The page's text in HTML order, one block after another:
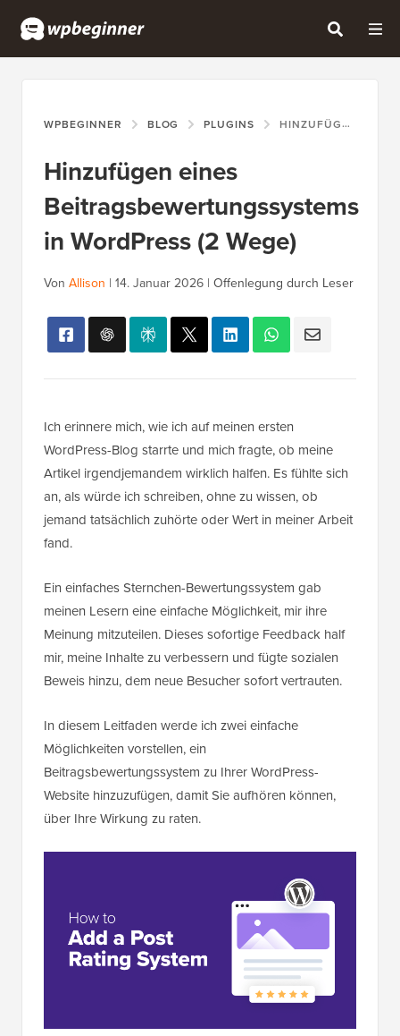
WPBEGINNER BLOG PLUGINS HINZUFÜGEN EINES BEITRAGSBEWERTUNGSSYSTEMS IN WORDPRESS (2 WEGE)
Hinzufügen eines
Beitragsbewertungssystems
in WordPress (2 Wege)
Von Allison | 14. Januar 2026 | Offenlegung durch Leser
Ich erinnere mich, wie ich auf meinen ersten
WordPress-Blog starrte und mich fragte, ob meine
Artikel irgendjemandem wirklich halfen. Es fühlte sich
an, als würde ich schreiben, ohne zu wissen, ob
jemand tatsächlich zuhörte oder Wert in meiner Arbeit
fand.
Ein einfaches Sternchen-Bewertungssystem gab
meinen Lesern eine einfache Möglichkeit, mir ihre
Meinung mitzuteilen. Dieses sofortige Feedback half
mir, meine Inhalte zu verbessern und fügte sozialen
Beweis hinzu, dem neue Besucher sofort vertrauten.
In diesem Leitfaden werde ich zwei einfache
Möglichkeiten vorstellen, ein
Beitragsbewertungssystem zu Ihrer WordPress-
Website hinzuzufügen, damit Sie aufhören können,
über Ihre Wirkung zu raten.